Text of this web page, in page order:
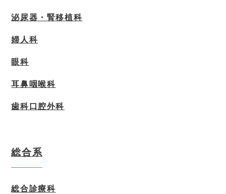
泌尿器・腎移植科
婦人科
眼科
耳鼻咽喉科
歯科口腔外科
総合系
総合診療科